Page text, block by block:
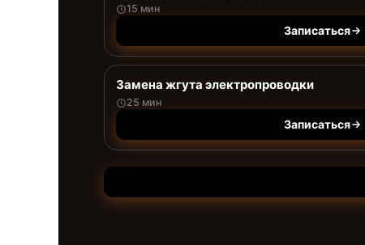
15 мин
Записаться
Замена жгута электропроводки
25 мин
Записаться